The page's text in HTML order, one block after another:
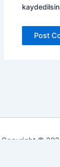
Copyright ©